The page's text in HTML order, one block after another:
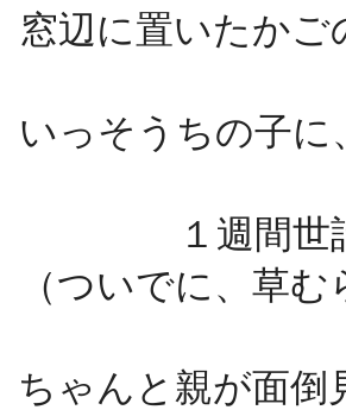
窓辺に置いたか
いっそうちの子
１週間
（ついでに、草
ちゃんと親が面